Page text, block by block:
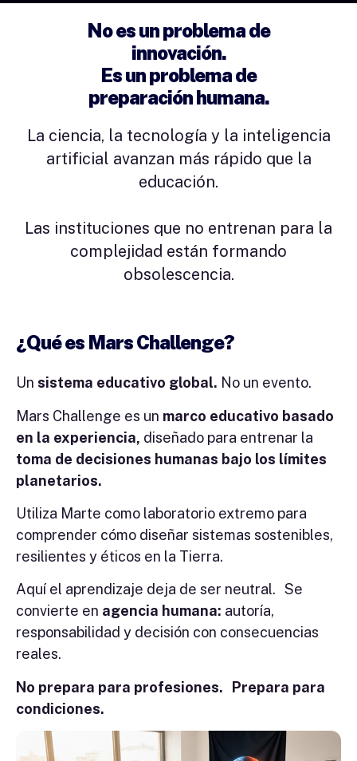
No es un problema de
innovación.
Es un problema de
preparación humana.
La ciencia, la tecnología y la inteligencia
artificial avanzan más rápido que la
educación.
Las instituciones que no entrenan para la
complejidad están formando
obsolescencia.
¿Qué es Mars Challenge?
Un sistema educativo global. No un evento.
Mars Challenge es un marco educativo basado
en la experiencia, diseñado para entrenar la
toma de decisiones humanas bajo los límites
planetarios.
Utiliza Marte como laboratorio extremo para
comprender cómo diseñar sistemas sostenibles,
resilientes y éticos en la Tierra.
Aquí el aprendizaje deja de ser neutral. Se
convierte en agencia humana: autoría,
responsabilidad y decisión con consecuencias
reales.
No prepara para profesiones. Prepara para
condiciones.